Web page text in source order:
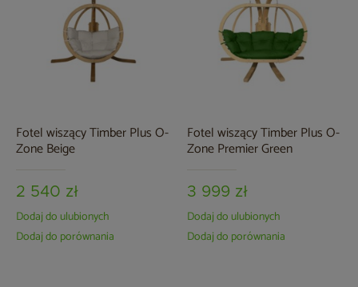
Fotel wiszący Timber Plus O-
Zone Beige
2 540 zł
Dodaj do ulubionych
Dodaj do porównania
Fotel wiszący Timber Plus O-
Zone Premier Green
3 999 zł
Dodaj do ulubionych
Dodaj do porównania